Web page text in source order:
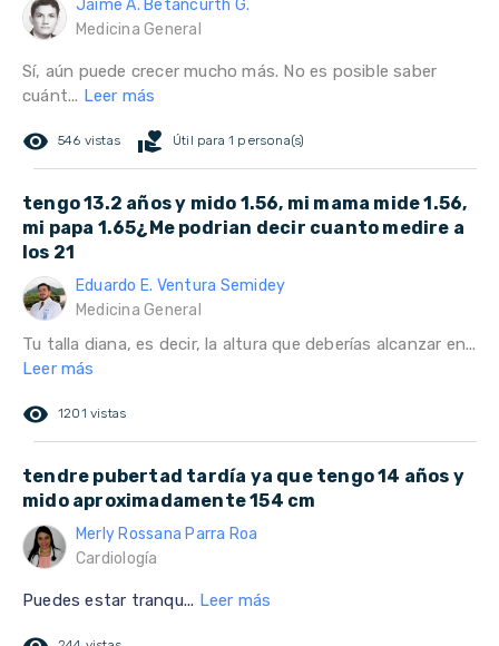
Jaime A. Betancurth G.
Medicina General
Sí, aún puede crecer mucho más. No es posible saber
cuánt... Leer más
remove_red_eye 546 vistas volunteer_activism Útil para 1 persona(s)
tengo 13.2 años y mido 1.56, mi mama mide 1.56,
mi papa 1.65¿Me podrian decir cuanto medire a
los 21
Eduardo E. Ventura Semidey
Medicina General
Tu talla diana, es decir, la altura que deberías alcanzar en...
Leer más
remove_red_eye 1201 vistas
tendre pubertad tardía ya que tengo 14 años y
mido aproximadamente 154 cm
Merly Rossana Parra Roa
Cardiología
Puedes estar tranqu... Leer más